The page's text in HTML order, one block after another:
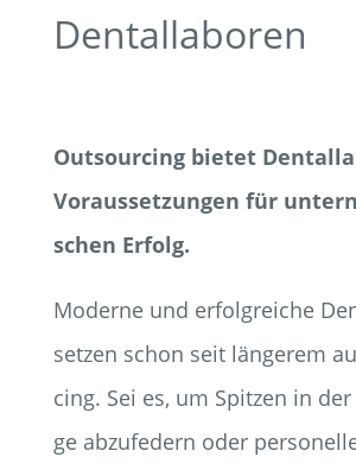
Dentallaboren
Out­sour­cing bie­tet
Vor­aus­set­zun­gen für
schen Erfolg.
Moder­ne und erfolg­rei­che
set­zen schon seit län­ge­rem
cing. Sei es, um Spit­zen in
ge abzu­fe­dern oder